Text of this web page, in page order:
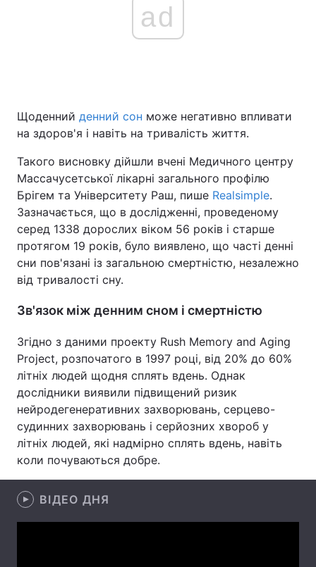
Головна Війна
Економіка Світ
Спорт Наука
Техно і зв'язок
Зброя Інциденти
Екологія Регіони
Лонгріди
Відео з Youtube Статті
Інтерв'ю
Архів
ad
Щоденний денний сон може негативно впливати
на здоров'я і навіть на тривалість життя.
Такого висновку дійшли вчені Медичного центру
Массачусетської лікарні загального профілю
Брігем та Університету Раш, пише Realsimple.
Зазначається, що в дослідженні, проведеному
серед 1338 дорослих віком 56 років і старше
протягом 19 років, було виявлено, що часті денні
сни пов'язані із загальною смертністю, незалежно
від тривалості сну.
Зв'язок між денним сном і смертністю
Згідно з даними проекту Rush Memory and Aging
Project, розпочатого в 1997 році, від 20% до 60%
літніх людей щодня сплять вдень. Однак
дослідники виявили підвищений ризик
нейродегенеративних захворювань, серцево-
судинних захворювань і серйозних хвороб у
літніх людей, які надмірно сплять вдень, навіть
коли почуваються добре.
ВІДЕО ДНЯ